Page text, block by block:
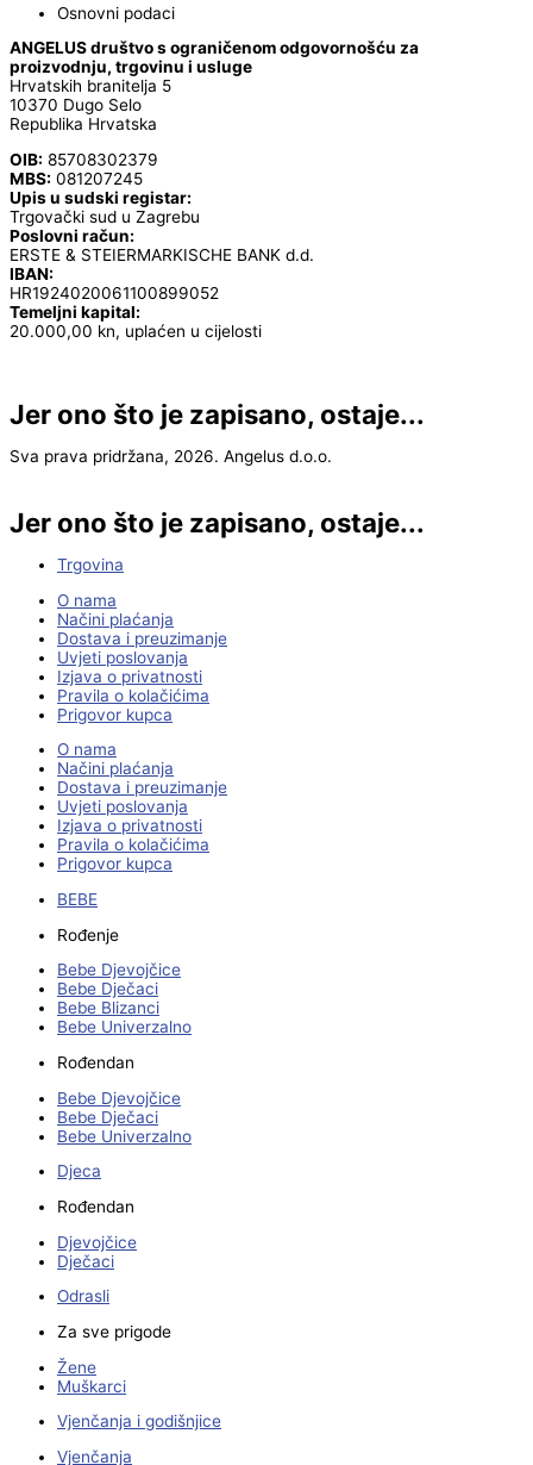
Osnovni podaci
ANGELUS društvo s ograničenom odgovornošću za
proizvodnju, trgovinu i usluge
Hrvatskih branitelja 5
10370 Dugo Selo
Republika Hrvatska
OIB: 85708302379
MBS: 081207245
Upis u sudski registar:
Trgovački sud u Zagrebu
Poslovni račun:
ERSTE & STEIERMARKISCHE BANK d.d.
IBAN:
HR1924020061100899052
Temeljni kapital:
20.000,00 kn, uplaćen u cijelosti
Jer ono što je zapisano, ostaje...
Sva prava pridržana, 2026. Angelus d.o.o.
Jer ono što je zapisano, ostaje...
Trgovina
O nama
Načini plaćanja
Dostava i preuzimanje
Uvjeti poslovanja
Izjava o privatnosti
Pravila o kolačićima
Prigovor kupca
O nama
Načini plaćanja
Dostava i preuzimanje
Uvjeti poslovanja
Izjava o privatnosti
Pravila o kolačićima
Prigovor kupca
BEBE
Rođenje
Bebe Djevojčice
Bebe Dječaci
Bebe Blizanci
Bebe Univerzalno
Rođendan
Bebe Djevojčice
Bebe Dječaci
Bebe Univerzalno
Djeca
Rođendan
Djevojčice
Dječaci
Odrasli
Za sve prigode
Žene
Muškarci
Vjenčanja i godišnjice
Vjenčanja